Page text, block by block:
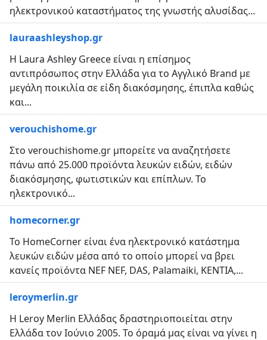
ηλεκτρονικού καταστήματος της γνωστής αλυσίδας...
lauraashleyshop.gr
Η Laura Ashley Greece είναι η επίσημος
αντιπρόσωπος στην Ελλάδα για το Αγγλικό Brand με
μεγάλη ποικιλία σε είδη διακόσμησης, έπιπλα καθώς
και...
verouchishome.gr
Στο verouchishome.gr μπορείτε να αναζητήσετε
πάνω από 25.000 προϊόντα λευκών ειδών, ειδών
διακόσμησης, φωτιστικών και επίπλων. Το
ηλεκτρονικό...
homecorner.gr
Το HomeCorner είναι ένα ηλεκτρονικό κατάστημα
λευκών ειδών μέσα από το οποίο μπορεί να βρει
κανείς προϊόντα NEF NEF, DAS, Palamaiki, KENTIA,...
leroymerlin.gr
Η Leroy Merlin Ελλάδας δραστηριοποιείται στην
Ελλάδα τον Ιούνιο 2005. Το όραμά μας είναι να γίνει η